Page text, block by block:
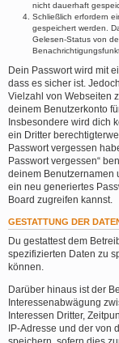
nicht dauerhaft
Schließlich erfordern
gespeichert werden.
Gelesen-Status von
Dein Passwort wird mit
dass es sicher ist.
Vielzahl von Webseiten
deinem Benutzerkonto
Insbesondere wird dich
ein Dritter
Passwort vergessen
Passwort vergessen“
deinem Benutzernamen
ein neu generiertes
Board zugreifen kannst.
GESTATTUNG DER
Du gestattest dem
spezifizierten Daten zu
können.
Darüber hinaus ist der
Interessenabwägung
Interessen Dritter,
IP-Adresse und der von